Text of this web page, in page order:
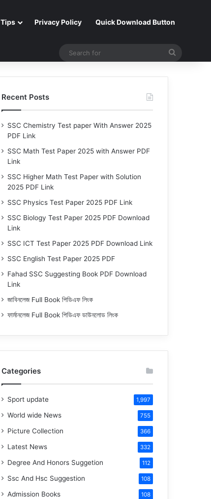
Tips Privacy Policy Quick Download Button
Recent Posts
SSC Chemistry Test paper With Answer 2025
PDF Link
SSC Math Test Paper 2025 with Answer PDF
Link
SSC Higher Math Test Paper with Solution
2025 PDF Link
SSC Physics Test Paper 2025 PDF Link
SSC Biology Test Paper 2025 PDF Download
Link
SSC ICT Test Paper 2025 PDF Download Link
SSC English Test Paper 2025 PDF
Fahad SSC Suggesting Book PDF Download
Link
জাবিনলেজ Full Book পিডিএফ লিংক
ফার্মানলেজ Full Book পিডিএফ ডাউনলোড লিংক
Categories
Sport update 1,997
World wide News 755
Picture Collection 366
Latest News 332
Degree And Honors Suggetion 112
Ssc And Hsc Suggestion 108
Admission Books 108